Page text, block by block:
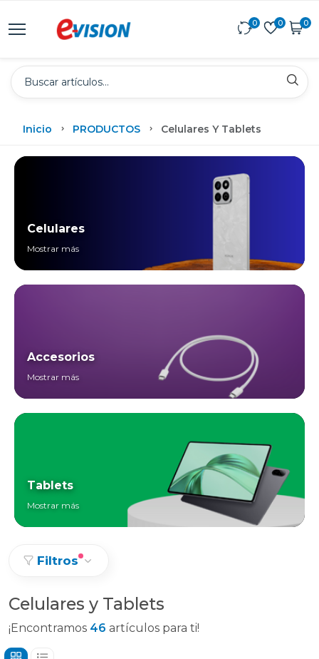
0 0 0
Inicio PRODUCTOS Celulares Y Tablets
Celulares
Mostrar más
Accesorios
Mostrar más
Tablets
Mostrar más
Filtros
Celulares y Tablets
¡Encontramos 46 artículos para ti!